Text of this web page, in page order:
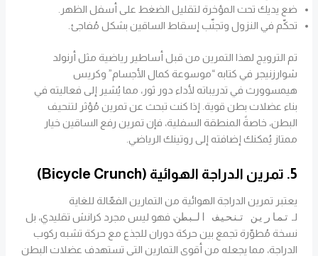
ضع يديك تحت المؤخرة لتقليل الضغط على أسفل الظهر.
تحكّم في النزول وتجنّب إسقاط الساقين بشكل مُفاجئ.
تم الترويج لهذا التمرين من قبل أساطير رياضية مثل أرنولد
شوارزنيجر في كتابه “موسوعة كمال الأجسام” وكريس
هيمسوورث في تدريباته لأداء دور ثور، مما يُشير إلى فعاليته في
بناء عضلات بطن قوية. إذا كنت تبحث عن تمرين مُؤثر لتنحيف
البطن، خاصةً المنطقة السفلية، فإن تمرين رفع الساقين خيار
ممتاز يُمكنك إضافته إلى روتينك الرياضي.
5. تمرين الدراجة الهوائية (Bicycle Crunch)
يعتبر تمرين الدراجة الهوائية من التمارين الفعّالة للغاية
لـ
تمارين تنحيف البطن، فهو ليس مجرد كرانش تقليدي، بل
نسخة مُطوّرة تجمع بين حركة دوران للجذع مع حركة تشبه ركوب
الدراجة، مما يجعله من أقوى التمارين التي تستهدف عضلات البطن